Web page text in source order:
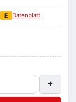
E Datenblatt
+